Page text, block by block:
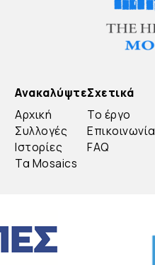
Ανακαλύψτε
Αρχική
Συλλογές
Ιστορίες
Τα Mosaics
Σχετικά
Το έργο
Επικοινωνία
FAQ